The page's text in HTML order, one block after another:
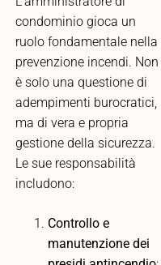
condominio gioca un
ruolo fondamentale nella
prevenzione incendi. Non
è solo una questione di
adempimenti burocratici,
ma di vera e propria
gestione della sicurezza.
Le sue responsabilità
includono:
Controllo e
manutenzione dei